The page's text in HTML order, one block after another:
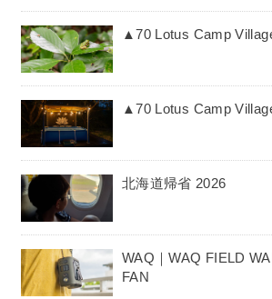
▲70 Lotus Camp
▲70 Lotus Camp
北海道帰省 2026
WAQ｜WAQ FIELD
FAN